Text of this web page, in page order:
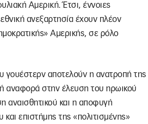
Αμερική. Έτσι, έννοιες
ανεξαρτησία έχουν πλέον
Αμερικής, σε ρόλο
γουέστερν αποτελούν η ανατροπή της
αναφορά στην έλευση του ηρωικού
αναισθητικού και η αποφυγή
επιστήμης της «πολιτισμένης»